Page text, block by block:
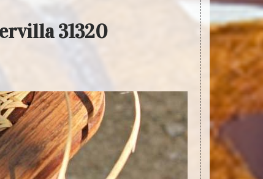
31320